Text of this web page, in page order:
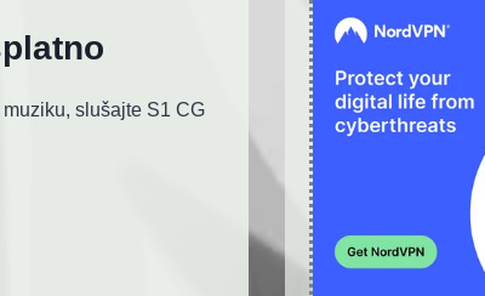
slušajte S1 CG